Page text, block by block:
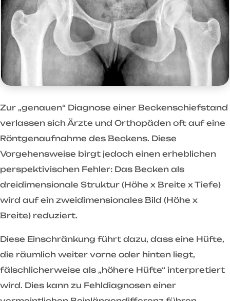
Zur „genauen“ Diagnose einer Beckenschiefstand
verlassen sich Ärzte und Orthopäden oft auf eine
Röntgenaufnahme des Beckens. Diese
Vorgehensweise birgt jedoch einen erheblichen
perspektivischen Fehler: Das Becken als
dreidimensionale Struktur (Höhe x Breite x Tiefe)
wird auf ein zweidimensionales Bild (Höhe x
Breite) reduziert.
Diese Einschränkung führt dazu, dass eine Hüfte,
die räumlich weiter vorne oder hinten liegt,
fälschlicherweise als „höhere Hüfte“ interpretiert
wird. Dies kann zu Fehldiagnosen einer